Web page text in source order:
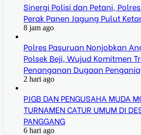
Sinergi Polisi dan Petani,
Perak Panen Jagung Pulut
8 jam ago
Polres Pasuruan Nonjobkan
Polsek Beji, Wujud Komitmen
Penanganan Dugaan
2 hari ago
PJGB DAN PENGUSAHA MUDA
TURNAMEN CATUR UMUM DI
PANGGANG
6 hari ago